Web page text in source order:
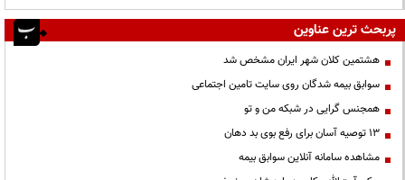
پربحث ترین عناوین
هشتمین کلان شهر ایران مشخص شد
سوابق بیمه شدگان روی سایت تامین اجتماعی
همجنس گرایی در شبکه من و تو
13 توصیه آسان برای رفع بوی بد دهان
مشاهده سامانه آنلاين سوابق بیمه